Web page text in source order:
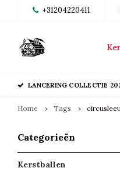
+31204220411
LANCERING COLLECTIE
Home Tags
Categorieën
Kerstballen